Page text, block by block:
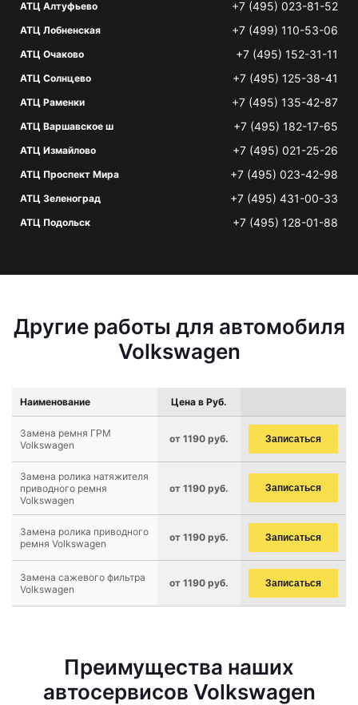
АТЦ Алтуфьево +7 (495) 023-81-52
АТЦ Лобненская +7 (499) 110-53-06
АТЦ Очаково +7 (495) 152-31-11
АТЦ Солнцево +7 (495) 125-38-41
АТЦ Раменки +7 (495) 135-42-87
АТЦ Варшавское ш +7 (495) 182-17-65
АТЦ Измайлово +7 (495) 021-25-26
АТЦ Проспект Мира +7 (495) 023-42-98
АТЦ Зеленоград +7 (495) 431-00-33
АТЦ Подольск +7 (495) 128-01-88
Другие работы для автомобиля
Volkswagen
Наименование Цена в Руб.
Замена ремня ГРМ
Volkswagen
от 1190 руб. Записаться
Замена ролика натяжителя
приводного ремня
Volkswagen
от 1190 руб. Записаться
Замена ролика приводного
ремня Volkswagen
от 1190 руб. Записаться
Замена сажевого фильтра
Volkswagen
от 1190 руб. Записаться
Преимущества наших
автосервисов Volkswagen